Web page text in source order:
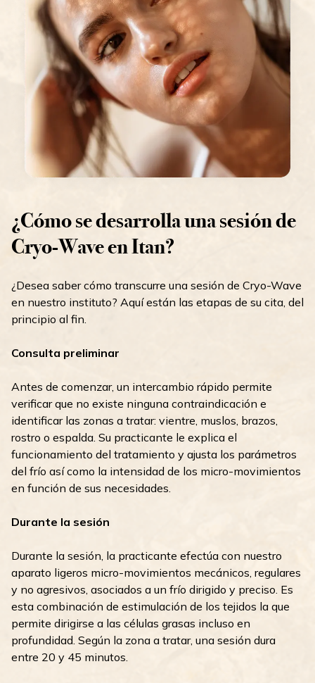
¿Cómo se desarrolla una sesión de
Cryo-Wave en Itan?
¿Desea saber cómo transcurre una sesión de Cryo-Wave
en nuestro instituto? Aquí están las etapas de su cita, del
principio al fin.
Consulta preliminar
Antes de comenzar, un intercambio rápido permite
verificar que no existe ninguna contraindicación e
identificar las zonas a tratar: vientre, muslos, brazos,
rostro o espalda. Su practicante le explica el
funcionamiento del tratamiento y ajusta los parámetros
del frío así como la intensidad de los micro-movimientos
en función de sus necesidades.
Durante la sesión
Durante la sesión, la practicante efectúa con nuestro
aparato ligeros micro-movimientos mecánicos, regulares
y no agresivos, asociados a un frío dirigido y preciso. Es
esta combinación de estimulación de los tejidos la que
permite dirigirse a las células grasas incluso en
profundidad. Según la zona a tratar, una sesión dura
entre 20 y 45 minutos.